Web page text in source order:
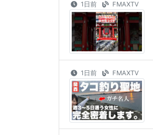
1日前 FMAXTV
1日前 FMAXTV